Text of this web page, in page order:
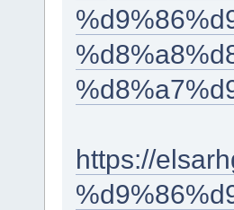
https://